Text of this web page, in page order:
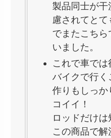
製品同士が
慮されてと
でまたこちら
いました。
これで車で
バイクで行く
作りもしっか
コイイ！
ロッドだけ
この商品で解